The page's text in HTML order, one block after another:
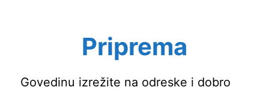
Priprema
Govedinu izrežite na odreske i dobro